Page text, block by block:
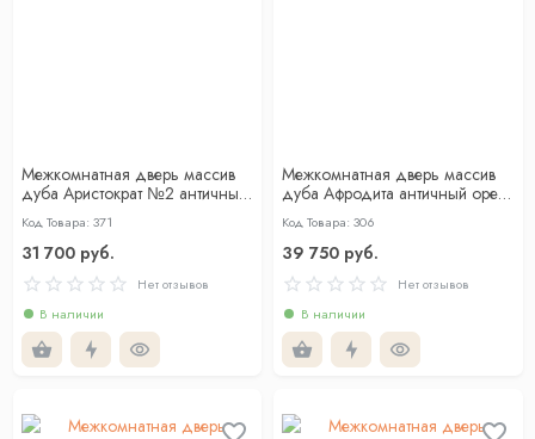
Межкомнатная дверь массив
дуба Аристократ №2 античный
орех со стеклом
Код Товара: 371
31 700 руб.
Нет отзывов
В наличии
Межкомнатная дверь массив
дуба Афродита античный орех
глухая
Код Товара: 306
39 750 руб.
Нет отзывов
В наличии